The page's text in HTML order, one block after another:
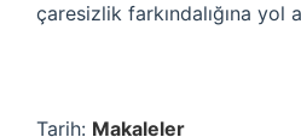
çaresizlik farkındalığına yol
Tarih: Makaleler